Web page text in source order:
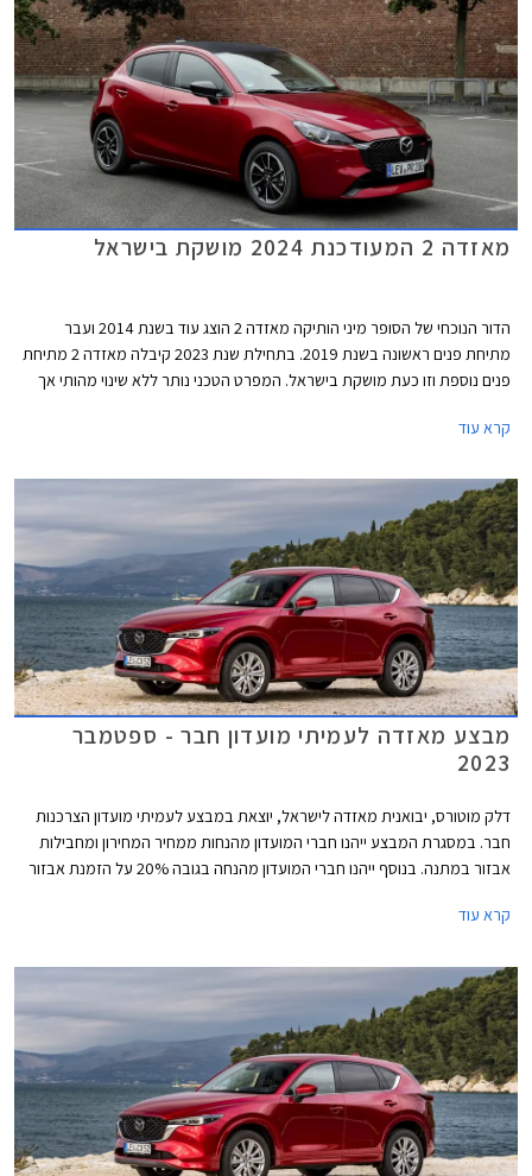
מאזדה 2 המעודכנת 2024 מושקת בישראל
הדור הנוכחי של הסופר מיני הותיקה מאזדה 2 הוצג עוד בשנת 2014 ועבר
מתיחת פנים ראשונה בשנת 2019. בתחילת שנת 2023 קיבלה מאזדה 2 מתיחת
פנים נוספת וזו כעת מושקת בישראל. המפרט הטכני נותר ללא שינוי מהותי אך
קרא עוד
מבצע מאזדה לעמיתי מועדון חבר - ספטמבר
2023
דלק מוטורס, יבואנית מאזדה לישראל, יוצאת במבצע לעמיתי מועדון הצרכנות
חבר. במסגרת המבצע ייהנו חברי המועדון מהנחות ממחיר המחירון ומחבילות
אבזור במתנה. בנוסף ייהנו חברי המועדון מהנחה בגובה 20% על הזמנת אבזור
התצוגה של מאזדה בין התאריכים 12.09.2023-13.10.2023.
קרא עוד